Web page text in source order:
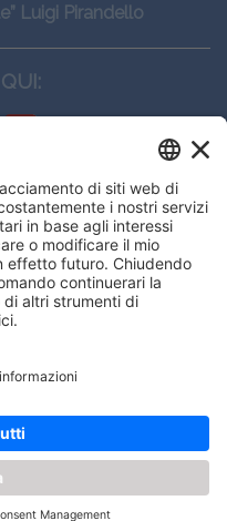
on our
Luigi Pirandello
srl
20134, Milano
– 14:00 - 17:30
– 14:00 - 16:00